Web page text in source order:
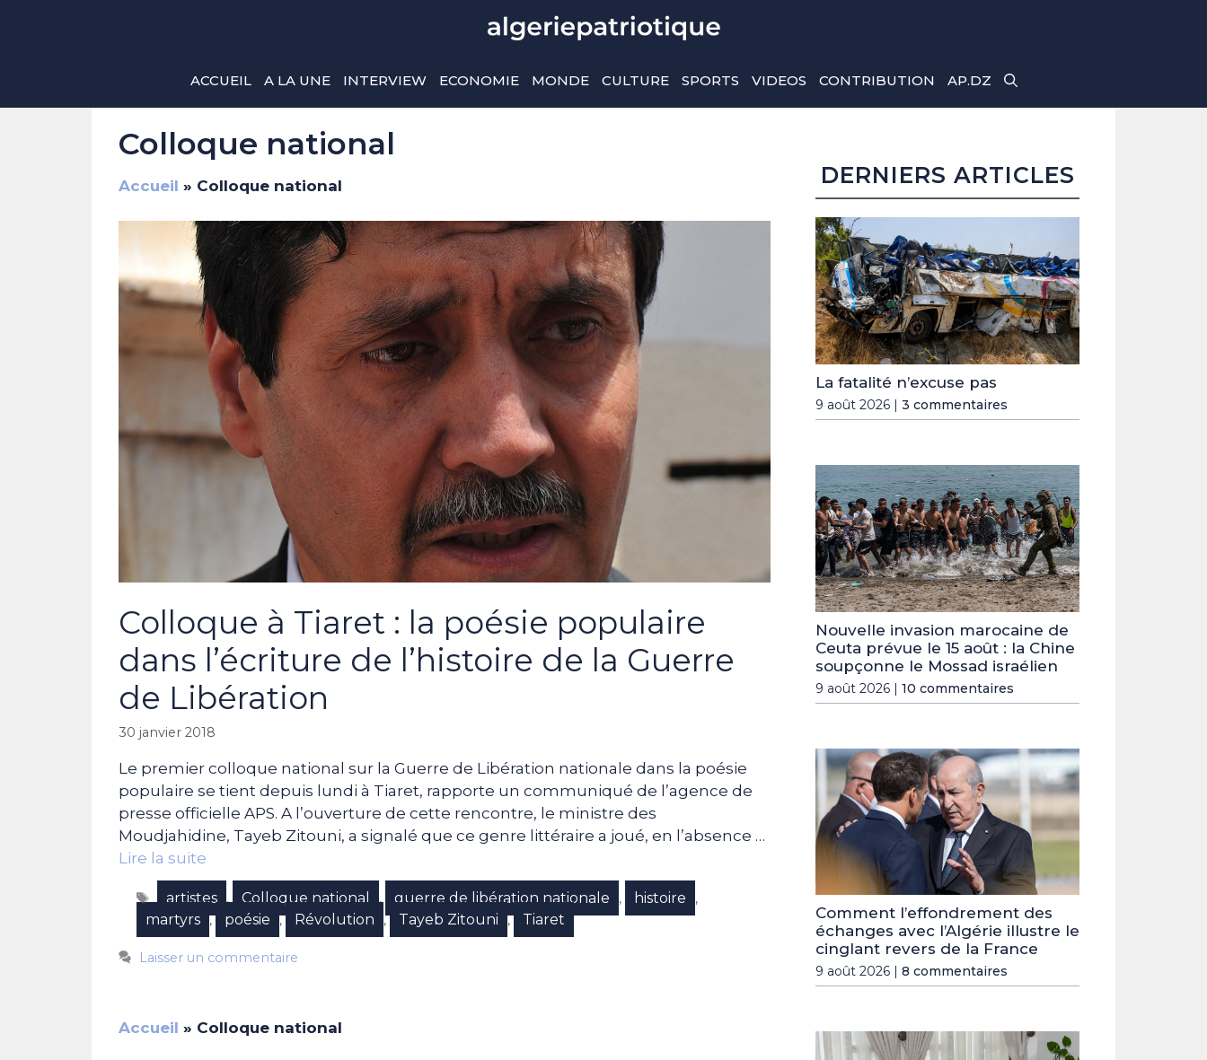
ACCUEIL A LA UNE INTERVIEW ECONOMIE MONDE CULTURE SPORTS VIDEOS CONTRIBUTION AP.DZ
Colloque national
Accueil » Colloque national
Colloque à Tiaret : la poésie populaire
dans l’écriture de l’histoire de la Guerre
de Libération
30 janvier 2018
Le premier colloque national sur la Guerre de Libération nationale dans la poésie
populaire se tient depuis lundi à Tiaret, rapporte un communiqué de l’agence de
presse officielle APS. A l’ouverture de cette rencontre, le ministre des
Moudjahidine, Tayeb Zitouni, a signalé que ce genre littéraire a joué, en l’absence …
Lire la suite
Étiquettes
artistes , Colloque national , guerre de libération nationale , histoire ,
martyrs , poésie , Révolution , Tayeb Zitouni , Tiaret
Laisser un commentaire
Accueil » Colloque national
DERNIERS ARTICLES
La fatalité n’excuse pas
9 août 2026 | 3 commentaires
Nouvelle invasion marocaine de
Ceuta prévue le 15 août : la Chine
soupçonne le Mossad israélien
9 août 2026 | 10 commentaires
Comment l’effondrement des
échanges avec l’Algérie illustre le
cinglant revers de la France
9 août 2026 | 8 commentaires